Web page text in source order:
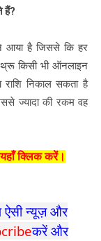
हैं?
आया है जिससे कि हर
किसी भी ऑनलाइन
निकाल सकता है
ज्यादा की रकम वह
क्लिक करें।
न्यूज़ और
करें और